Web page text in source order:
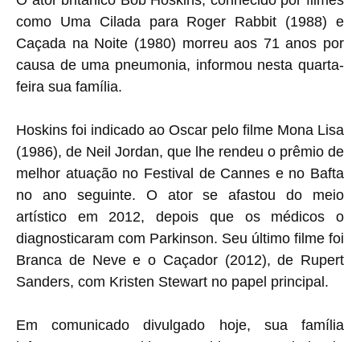
como Uma Cilada para Roger Rabbit (1988) e
Caçada na Noite (1980) morreu aos 71 anos por
causa de uma pneumonia, informou nesta quarta-
feira sua família.
Hoskins foi indicado ao Oscar pelo filme Mona Lisa
(1986), de Neil Jordan, que lhe rendeu o prêmio de
melhor atuação no Festival de Cannes e no Bafta
no ano seguinte. O ator se afastou do meio
artístico em 2012, depois que os médicos o
diagnosticaram com Parkinson. Seu último filme foi
Branca de Neve e o Caçador (2012), de Rupert
Sanders, com Kristen Stewart no papel principal.
Em comunicado divulgado hoje, sua família